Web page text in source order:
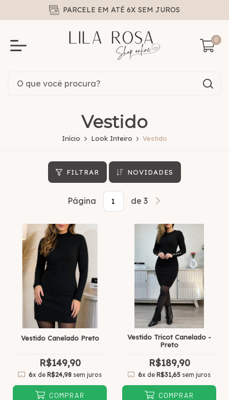
PARCELE EM ATÉ 6X SEM JUROS
0
Vestido
Início Look Inteiro Vestido
FILTRAR NOVIDADES
Página de 3
Vestido Canelado Preto
R$149,90
6x de R$24,98sem juros
COMPRAR
Vestido Tricot Canelado -
Preto
R$189,90
6x de R$31,65 sem juros
COMPRAR